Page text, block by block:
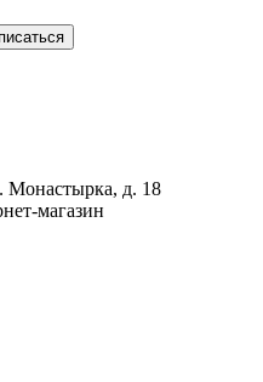
Монастырка, д. 18
магазин